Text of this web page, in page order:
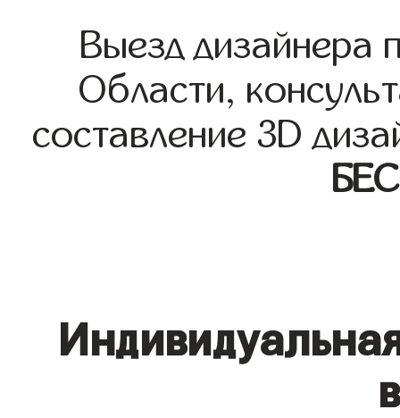
Выезд дизайнера
Области,
составление 3D